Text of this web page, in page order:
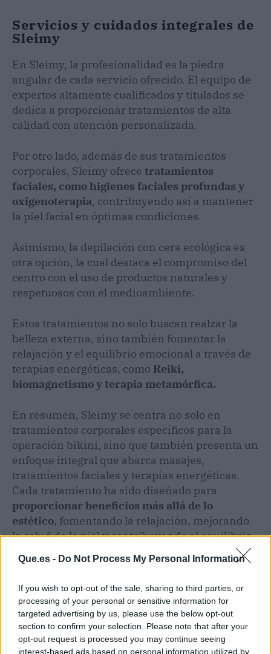
Que.es - Do Not Process My Personal Information
If you wish to opt-out of the sale, sharing to third parties, or
processing of your personal or sensitive information for
targeted advertising by us, please use the below opt-out
section to confirm your selection. Please note that after your
opt-out request is processed you may continue seeing
interest-based ads based on personal information utilized by
Servicios y cuidados integrales de
Sleimy
En Sleimy, la profesionalidad es la piedra
angular de cada servicio ofrecido. El equipo de
expertos altamente cualificados y titulados se
dedica a proporcionar tratamientos de alta
calidad con atención personalizada.
Por otro lado, además de sus tratamientos
corporales, Sleimy ofrece tratamientos
faciales, como higienes faciales profundas y
oxigenoterapia, contribuyendo así a mantener
la piel facial en óptimas condiciones.
Asimismo, la depilación con cera ecológica es
otra opción, la cual destaca el compromiso del
centro con el uso de productos naturales y
respetuosos con el medioambiente.
Estos tratamientos no solo buscan realzar la
belleza externa, sino también fomentar la
relajación y el equilibrio emocional a través de
terapias energéticas, como Reiki,
biomagnetismo y terapia metamórfica.
En resumen, Sleimy se centra no solo en
tratamientos corporales específicos para la
operación bikini, sino que también presenta un
enfoque integral que abarca masajes,
tratamientos faciales y terapias energéticas.
Cada tratamiento ha sido diseñado para
proporcionar beneficios más allá de lo
estético, fomentando la relajación, mejorando
la salud de la piel y contribuyendo al equilibrio